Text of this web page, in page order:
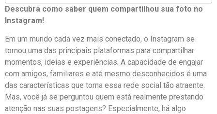
Descubra como saber quem compartilhou sua foto no
Instagram!
Em um​ mundo ​cada ⁢vez mais ‌conectado, o Instagram se ​
tornou​ uma⁤ das principais plataformas para​ compartilhar
momentos, ideias e experiências. A capacidade de‍ engajar
com amigos, familiares‌ e até mesmo desconhecidos é ‌uma⁤
das características que ⁢torna essa rede social tão atraente.​
Mas, você já⁢ se perguntou quem está realmente prestando
atenção nas suas postagens?​ Especialmente, ​há algo